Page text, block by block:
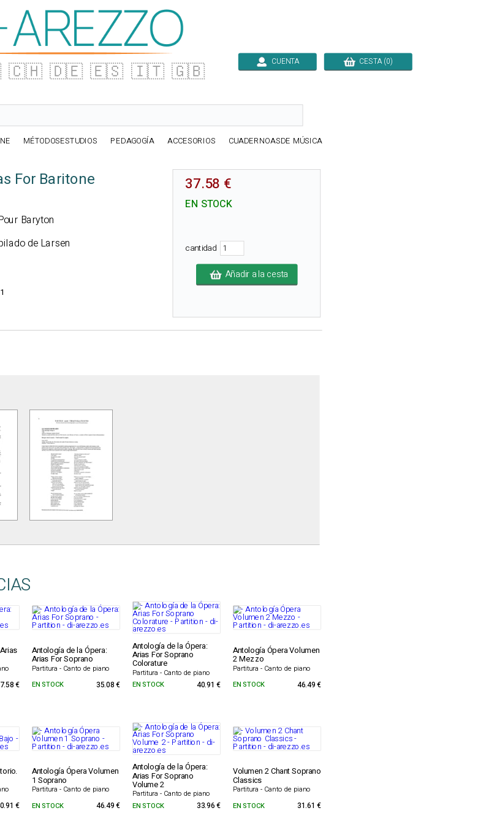
🇨🇭 🇩🇪 🇪🇸 🇮🇹 🇬🇧 CUENTA CESTA (0)
MÉTODOSESTUDIOS PEDAGOGÍA ACCESORIOS CUADERNOASDE MÚSICA
For Baritone
Baryton
de Larsen
37.58 €
EN STOCK
cantidad
Añadir a la cesta
Antología de la Ópera:
Arias For Soprano
Partitura - Canto de piano
Antología de la Ópera:
Arias For Soprano
Colorature
Partitura - Canto de piano
Antología Ópera Volumen
2 Mezzo
Partitura - Canto de piano
€ EN STOCK 35.08 € EN STOCK 40.91 € EN STOCK 46.49 €
Antología Ópera Volumen
1 Soprano
Partitura - Canto de piano
Antología de la Ópera:
Arias For Soprano
Volume 2
Partitura - Canto de piano
Volumen 2 Chant Soprano
Classics
Partitura - Canto de piano
€ EN STOCK 46.49 € EN STOCK 33.96 € EN STOCK 31.61 €